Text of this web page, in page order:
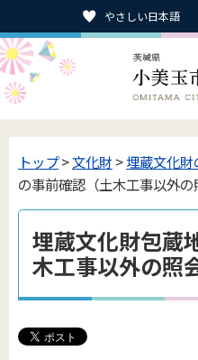
やさしい日本語
トップ>文化財>埋蔵文化
の事前確認（土木工事以外の
埋蔵文化財包蔵
木工事以外の照